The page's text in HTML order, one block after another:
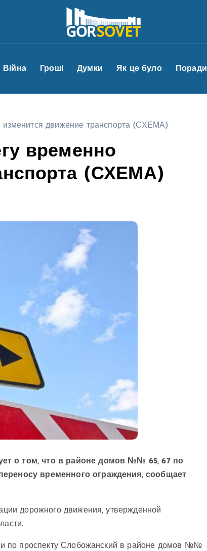
Війна Гроші Думки Як це було Поради
движение транспорта (СХЕМА)
временно
(СХЕМА)
о том, что в районе домов №№ 65, 67 по
временного ограждения, сообщает
дорожного движения, утвержденной
по проспекту Слобожанский в ​​районе домов №№